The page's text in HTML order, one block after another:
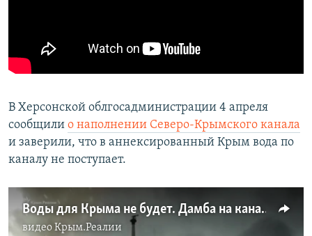
В Херсонской облгосадминистрации 4 апреля
сообщили о наполнении Северо-Крымского канала
и заверили, что в аннексированный Крым вода по
каналу не поступает.
Воды для Крыма не будет. Дамба на канале не готова | Крым.Реалии ТВ
видеоКрым.Реалии